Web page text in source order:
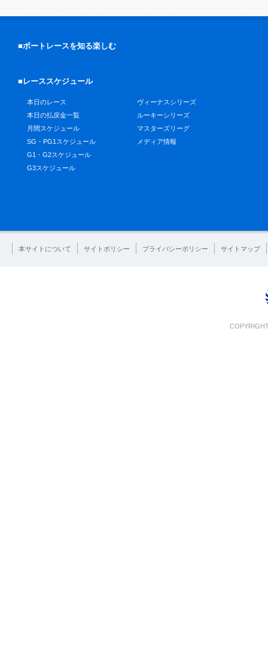
■ボートレースを知る楽しむ
■レーススケジュール
本日のレース
本日の払戻金一覧
月間スケジュール
SG・PG1スケジュール
G1・G2スケジュール
G3スケジュール
ヴィーナスシリーズ
ルーキーシリーズ
マスターズリーグ
メディア情報
本サイトについて サイトポリシー プライバシーポリシー サイトマップ